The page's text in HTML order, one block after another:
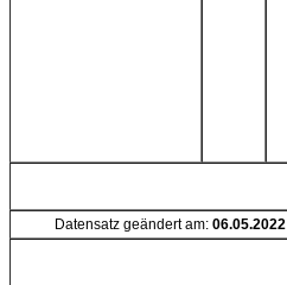
Datensatz geändert am: 06.05.2022